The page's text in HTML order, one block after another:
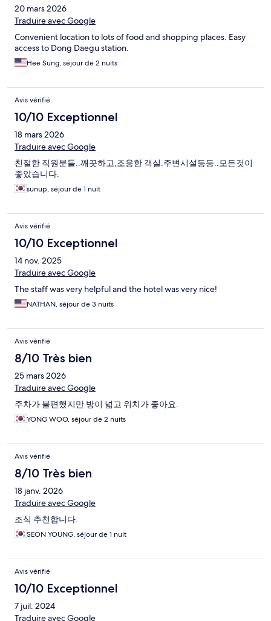
20 mars 2026
Traduire avec Google
Convenient location to lots of food and shopping places. Easy
access to Dong Daegu station.
Hee Sung, séjour de 2 nuits
Avis vérifié
10/10 Exceptionnel
18 mars 2026
Traduire avec Google
친절한 직원분들..깨끗하고,조용한 객실.주변시설등등..모든것이
좋았습니다.
sunup, séjour de 1 nuit
Avis vérifié
10/10 Exceptionnel
14 nov. 2025
Traduire avec Google
The staff was very helpful and the hotel was very nice!
NATHAN, séjour de 3 nuits
Avis vérifié
8/10 Très bien
25 mars 2026
Traduire avec Google
주차가 불편했지만 방이 넓고 위치가 좋아요.
YONG WOO, séjour de 2 nuits
Avis vérifié
8/10 Très bien
18 janv. 2026
Traduire avec Google
조식 추천합니다.
SEON YOUNG, séjour de 1 nuit
Avis vérifié
10/10 Exceptionnel
7 juil. 2024
Traduire avec Google